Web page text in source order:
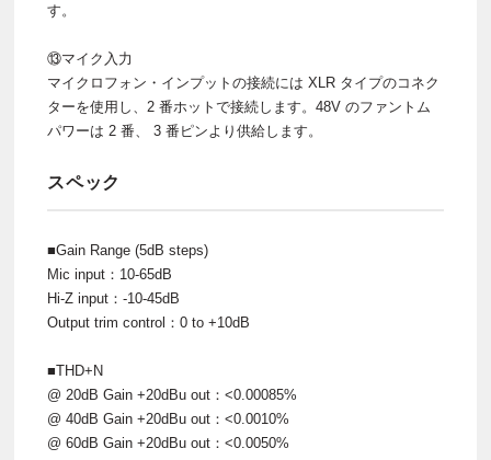
す。
⑬マイク入力
マイクロフォン・インプットの接続には XLR タイプのコネク
ターを使用し、2 番ホットで接続します。48V のファントム
パワーは 2 番、 3 番ピンより供給します。
スペック
■Gain Range (5dB steps)
Mic input：10-65dB
Hi-Z input：-10-45dB
Output trim control：0 to +10dB
■THD+N
@ 20dB Gain +20dBu out：<0.00085%
@ 40dB Gain +20dBu out：<0.0010%
@ 60dB Gain +20dBu out：<0.0050%